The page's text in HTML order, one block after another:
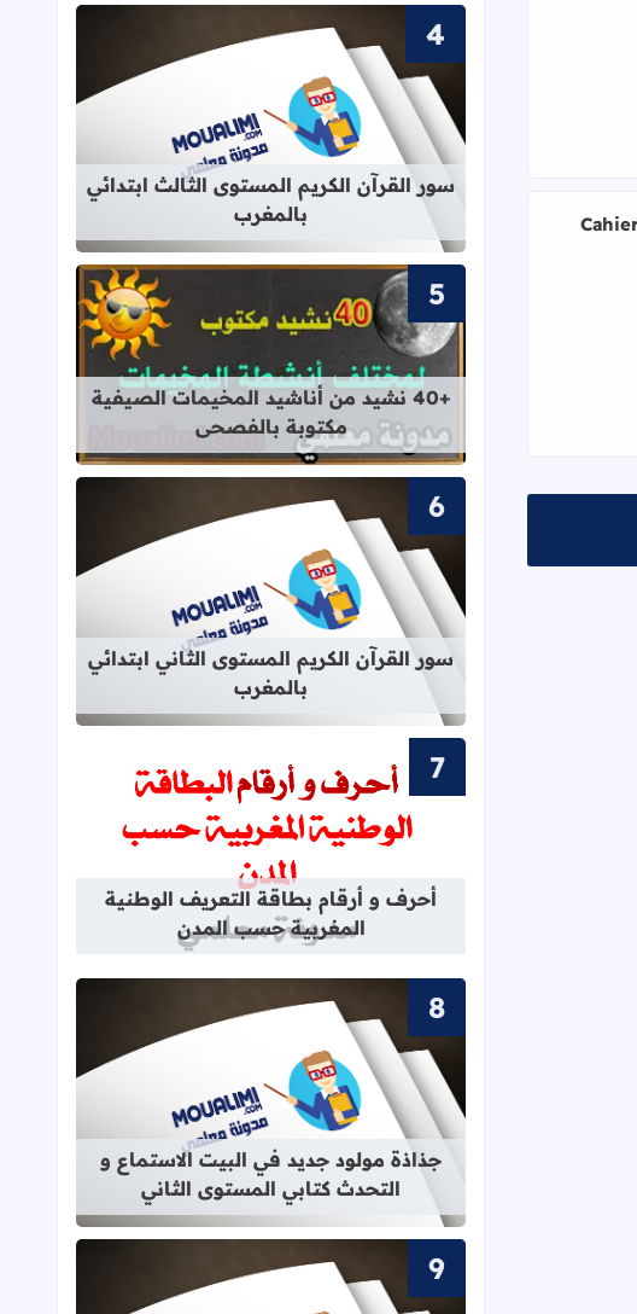
قراءة المزيد عن سور القرآن الكريم
سور القرآن الكريم المستوى الثالث ابتدائي
بالمغرب
قراءة المزيد عن +40 نشيد من أناشيد المخيمات الصيفية مكتوبة بالفصحى
+40 نشيد من أناشيد المخيمات الصيفية
مكتوبة بالفصحى
قراءة المزيد عن سور القرآن الكريم
سور القرآن الكريم المستوى الثاني ابتدائي
بالمغرب
قراءة المزيد عن أحرف و أرقام
أحرف و أرقام بطاقة التعريف الوطنية
المغربية حسب المدن
قراءة المزيد عن جذاذة مولود جديد
جذاذة مولود جديد في البيت الاستماع و
التحدث كتابي المستوى الثاني